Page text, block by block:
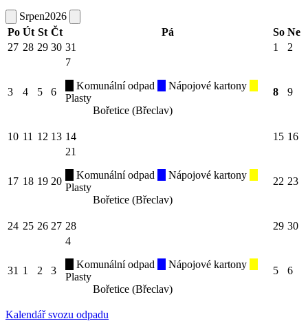
Srpen2026
Po Út St Čt Pá So Ne
27 28 29 30 31 1 2
3 4 5 6
7
Komunální odpad
Nápojové kartony
Plasty
Bořetice (Břeclav)
8 9
10 11 12 13 14 15 16
17 18 19 20
21
Komunální odpad
Nápojové kartony
Plasty
Bořetice (Břeclav)
22 23
24 25 26 27 28 29 30
31 1 2 3
4
Komunální odpad
Nápojové kartony
Plasty
Bořetice (Břeclav)
5 6
Kalendář svozu odpadu